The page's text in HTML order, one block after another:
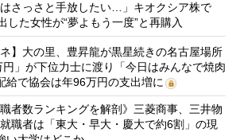
はさっさと手放したい…」キオクシア株で
した女性が“夢よもう一度”と再購入
ネ】大の里、豊昇龍が黒星続きの名古屋場所
」が下位力士に渡り「今日はみんなで焼肉
で協会は年96万円の支出増に
職者数ランキングを解剖》三菱商事、三井物
職者は「東大・早大・慶大で約6割」の現